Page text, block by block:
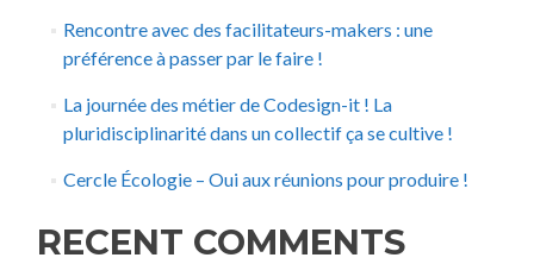
Rencontre avec des facilitateurs-makers : une
préférence à passer par le faire !
La journée des métier de Codesign-it ! La
pluridisciplinarité dans un collectif ça se cultive !
Cercle Écologie – Oui aux réunions pour produire !
RECENT COMMENTS